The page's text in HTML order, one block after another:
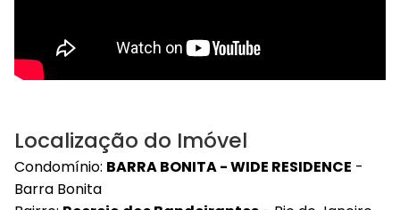
Localização do Imóvel
Condomínio: BARRA BONITA - WIDE RESIDENCE -
Barra Bonita